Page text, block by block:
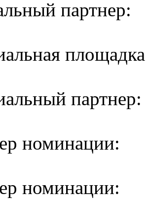
партнер:
партнер:
номинации:
номинации: